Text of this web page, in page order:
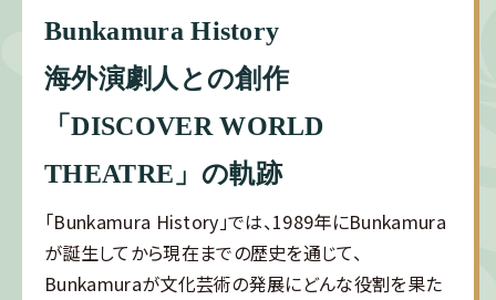
Bunkamura History
海外演劇人との創作
「DISCOVER WORLD
THEATRE」の軌跡
「Bunkamura History」では、1989年にBunkamura
が誕生してから現在までの歴史を通じて、
Bunkamuraが文化芸術の発展にどんな役割を果た